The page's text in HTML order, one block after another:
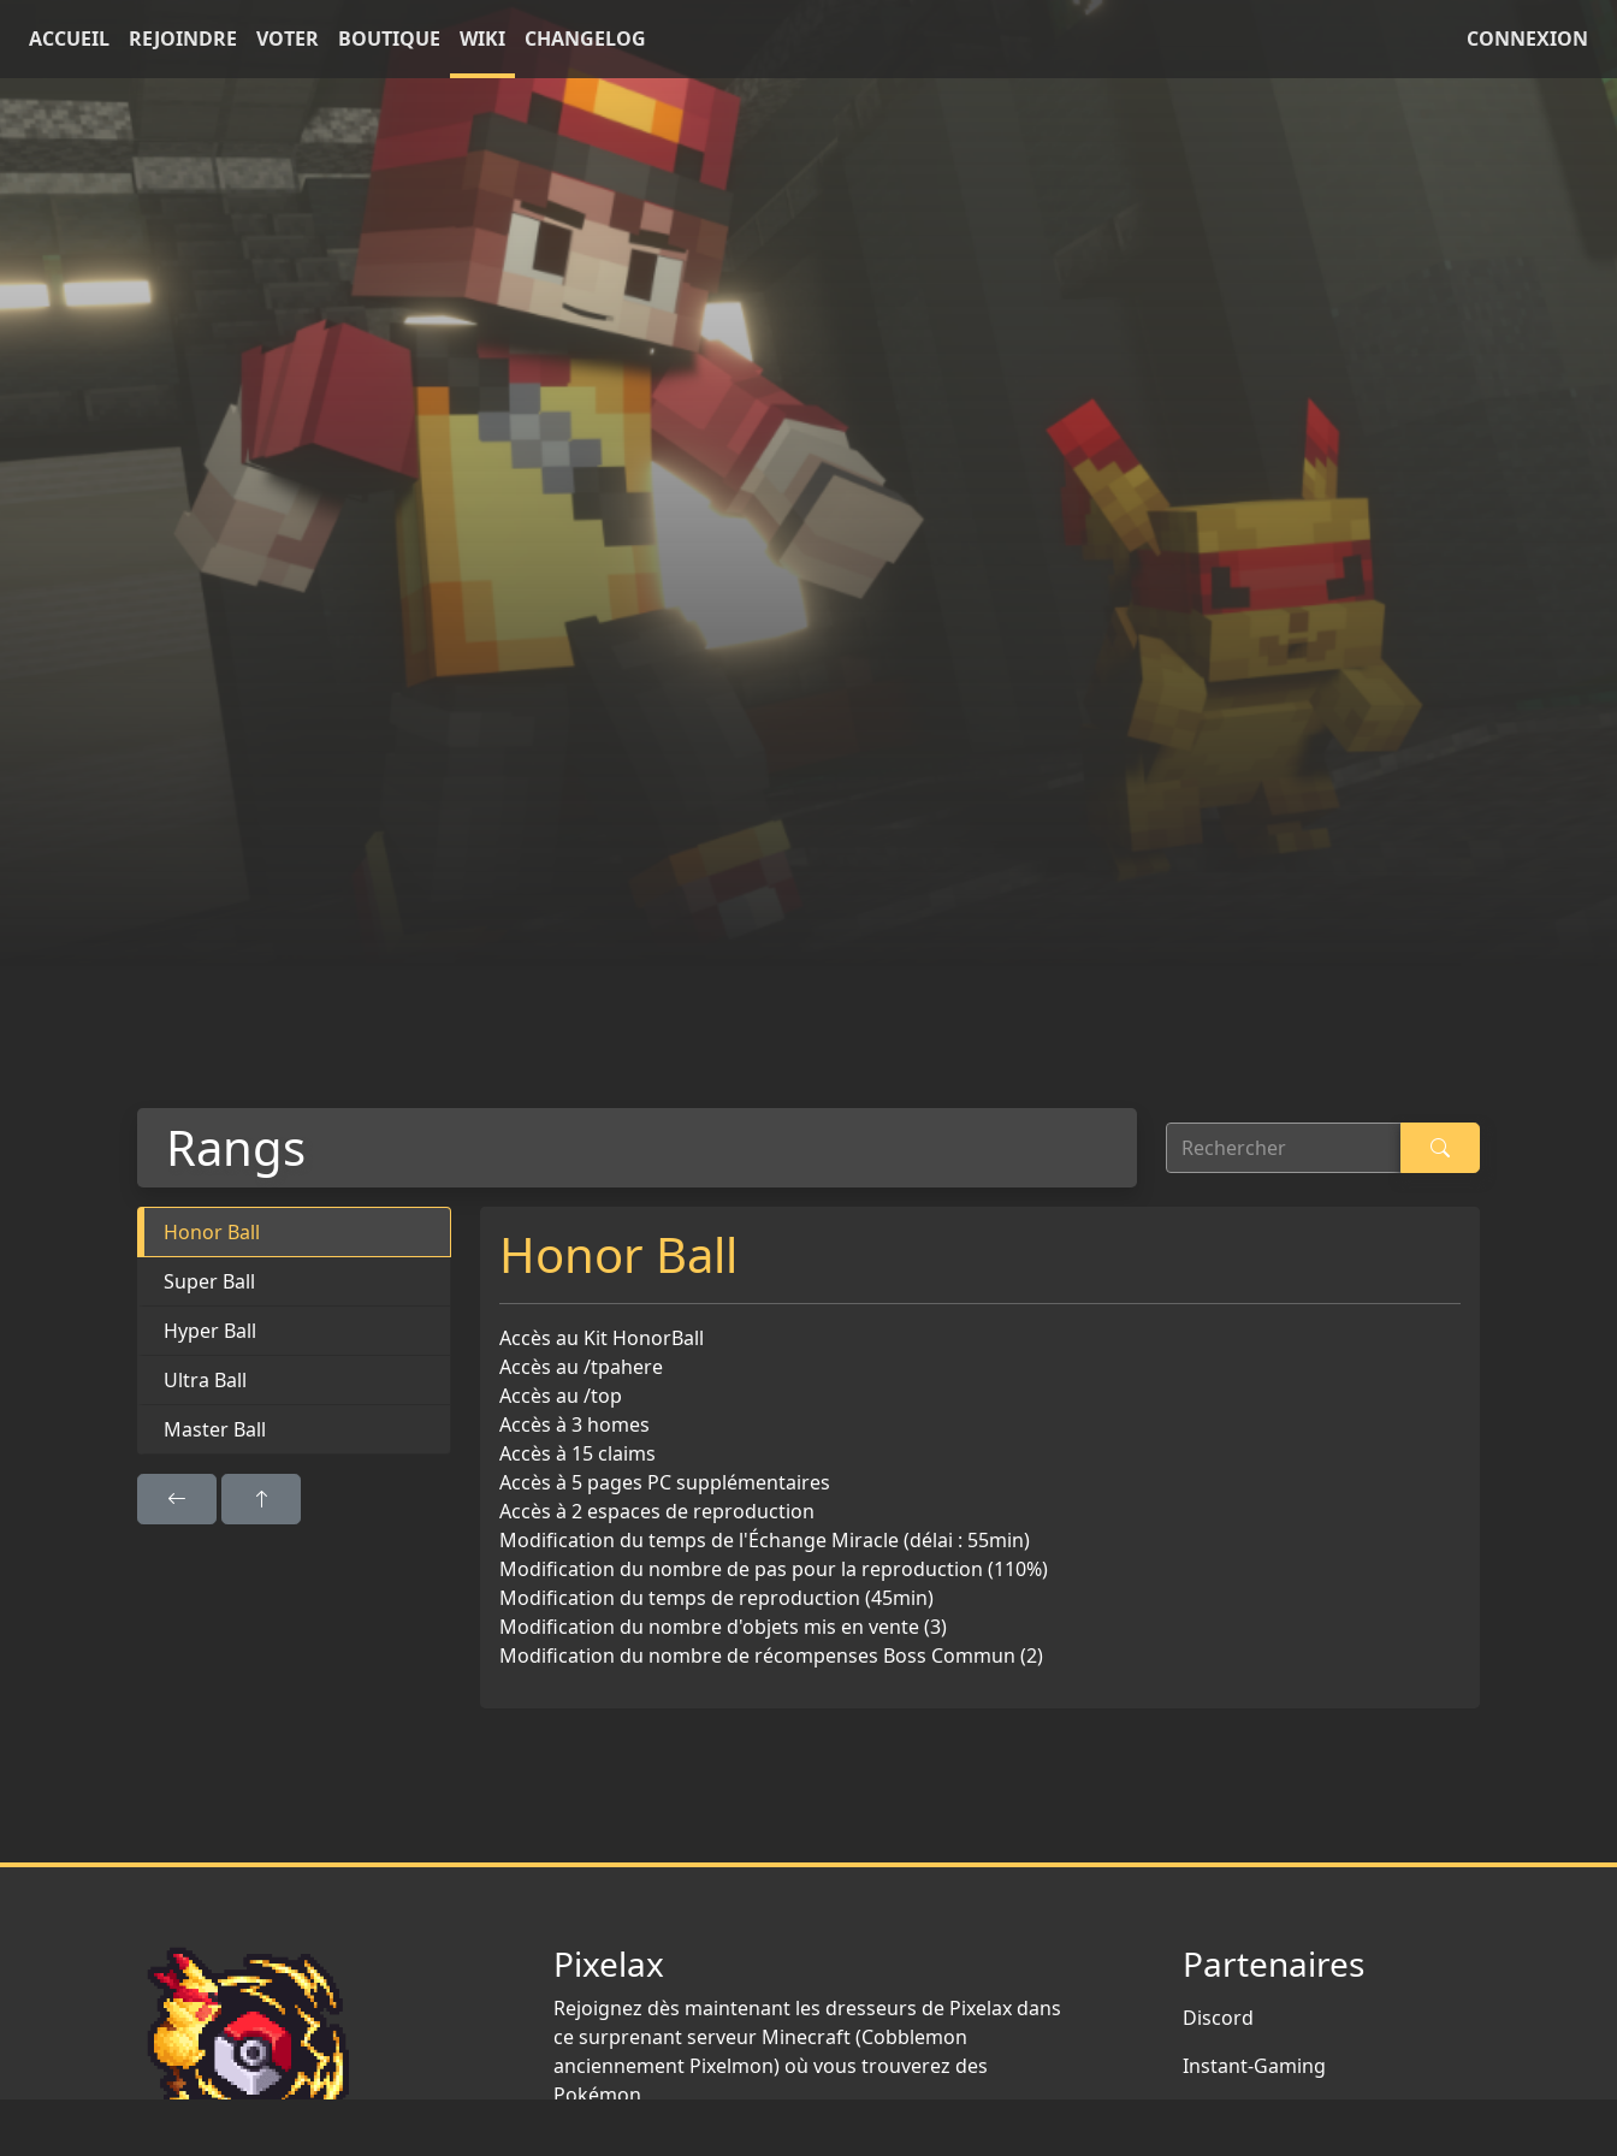
ACCUEIL REJOINDRE VOTER BOUTIQUE WIKI CHANGELOG CONNEXION
Rangs Rechercher
Honor Ball
Super Ball
Hyper Ball
Ultra Ball
Master Ball
Honor Ball
Accès au Kit HonorBall
Accès au /tpahere
Accès au /top
Accès à 3 homes
Accès à 15 claims
Accès à 5 pages PC supplémentaires
Accès à 2 espaces de reproduction
Modification du temps de l'Échange Miracle (délai : 55min)
Modification du nombre de pas pour la reproduction (110%)
Modification du temps de reproduction (45min)
Modification du nombre d'objets mis en vente (3)
Modification du nombre de récompenses Boss Commun (2)
Pixelax
Rejoignez dès maintenant les dresseurs de Pixelax dans
ce surprenant serveur Minecraft (Cobblemon
anciennement Pixelmon) où vous trouverez des
Pokémon
Partenaires
Discord
Instant-Gaming